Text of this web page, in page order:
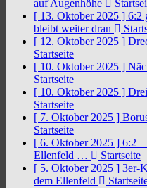
auf Augenhöhe
[ 13. Oktober 2025 ] 6:2
bleibt weiter dran
[ 12. Oktober 2025 ]
Startseite
[ 10. Oktober 2025 ]
Startseite
[ 10. Oktober 2025 ]
Startseite
[ 7. Oktober 2025 ]
Startseite
[ 6. Oktober 2025 ] 6:2
Ellenfeld …
Startseite
[ 5. Oktober 2025 ] 3er-
dem Ellenfeld